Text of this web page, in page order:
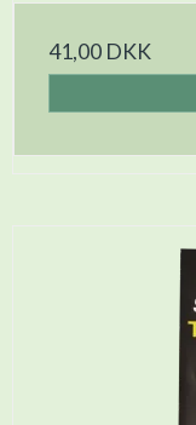
41,00 DKK